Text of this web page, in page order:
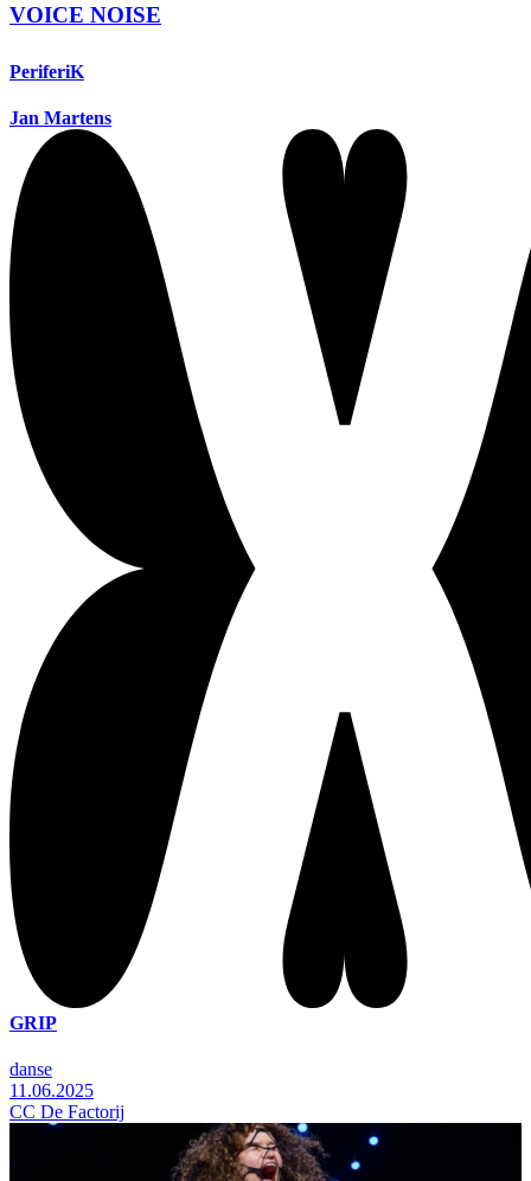
VOICE NOISE
PeriferiK
Jan Martens
GRIP
danse
11.06.2025
CC De Factorij